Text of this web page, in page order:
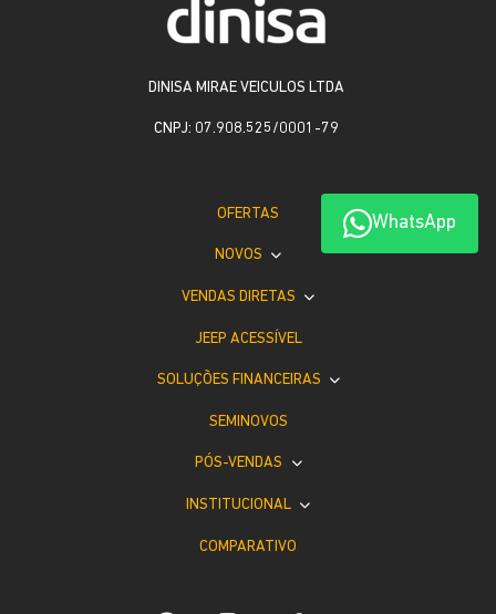
WhatsApp
DINISA MIRAE VEICULOS LTDA
CNPJ: 07.908.525/0001-79
OFERTAS
NOVOS
VENDAS DIRETAS
JEEP ACESSÍVEL
SOLUÇÕES FINANCEIRAS
SEMINOVOS
PÓS-VENDAS
INSTITUCIONAL
COMPARATIVO